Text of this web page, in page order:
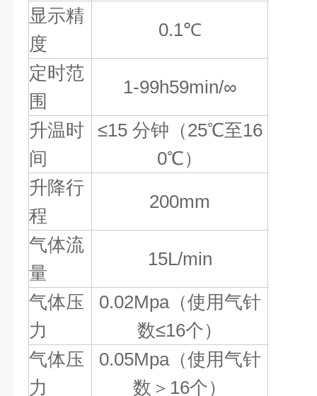
显示精
度
0.1℃
定时范
围
1-99h59min/∞
升温时
间
≤15 分钟（25℃至16
0℃）
升降行
程
200mm
气体流
量
15L/min
气体压
力
0.02Mpa（使用气针
数≤16个）
气体压
力
0.05Mpa（使用气针
数＞ 16个）